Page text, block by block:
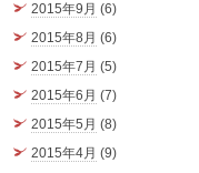
2015年9月 (6)
2015年8月 (6)
2015年7月 (5)
2015年6月 (7)
2015年5月 (8)
2015年4月 (9)